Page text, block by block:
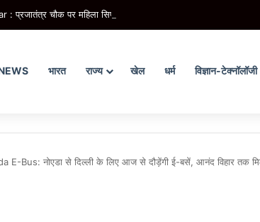
: प्रजातंत्र चौक पर महिला सिपाही से अभद्रता, दो युवक हिरासत में,
भारत राज्य खेल धर्म विज्ञान-टेक्नॉलॉजी
E-Bus: नोएडा से दिल्ली के लिए आज से दौड़ेंगी ई-बसें, आनंद विहार तक